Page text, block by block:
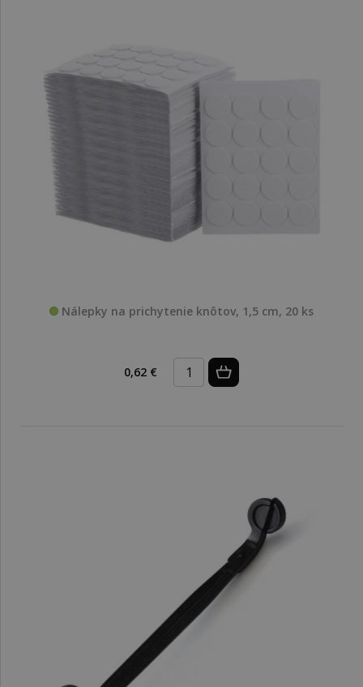
Nálepky na prichytenie knôtov, 1,5 cm, 20 ks
0,62 €